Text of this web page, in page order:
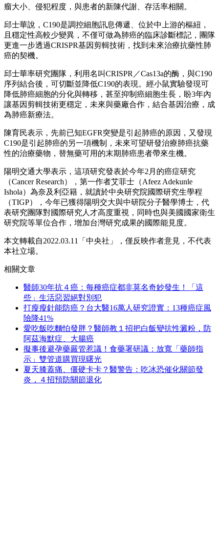
瘤大小、侵犯程度，與患者的新陳代謝、存活率相關。
邱士華說，C190是調控細胞訊息傳遞、位於中上游的樞紐，
且穩定性高較少變異，不僅可做為肺癌的臨床診斷標記，團隊
更進一步透過CRISPR基因剪輯技術，找到未來治療抗藥性肺
癌的契機。
邱士華率研究團隊，利用名叫CRISPR／Cas13a的酶，與C190
序列結合後，可切斷並降低C190的表現。經小鼠實驗發現可
降低肺癌細胞的分化與轉移，甚至抑制癌細胞生長，盼3年內
讓基因剪輯技術更穩定，未來與藥廠合作，結合基因治療，成
為肺癌新療法。
陳育民表示，先前已知EGFR突變是引起肺癌的原因，又發現
C190是引起肺癌的另一項機制，未來可望研發治療肺癌抗藥
性的治療藥物，替無藥可用的末期肺癌患者帶來生機。
陽明交通大學表示，這項研究發表於今年2月的癌症研究
（Cancer Research），第一作者艾菲士（Afeez Adekunle
Ishola）為奈及利亞籍，就讀於中央研究院國際研究生學程
（TIGP），今年已獲得陽明交大與中研院分子醫學博士，代
表研究團隊對國際研究人才高度重視，同時也與美國國家衛生
研究院等單位合作，增加台灣研究成果的國際能見度。
本文轉載自2022.03.11「中央社」，僅反映作者意見，不代表
本社立場。
相關文章
醫師30年抗４癌：每種癌症都非莫名奇妙發生！「這
些」生活惡習絕對別犯
打瘦瘦針能防癌？台大醫16萬人研究證實：13種癌症風
險降41%
愛吃飯吃麵怕發胖？醫師教１招把白飯變抗性澱粉，防
阿茲海默症、大腸癌
擬事後避孕藥嚴管惹議！食藥署研議：放寬「藥師指
示」雙管道購買現曙光
夏天膝蓋痛、僵硬卡卡？醫警告：吃冰恐催化關節發
炎，４招預防關節退化